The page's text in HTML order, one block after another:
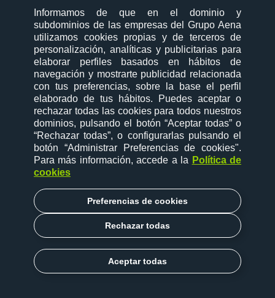
Marketing support
Nuevas rutas
Nuevas rutas
Tarifas
Tarifas
Nuestro equipo
Nuestro equipo
Nuestro equipo
Operar en Aena
Empezar a operar
Empezar a operar
Informamos de que en el dominio y
subdominios de las empresas del Grupo Aena
utilizamos cookies propias y de terceros de
personalización, analíticas y publicitarias para
elaborar perfiles basados en hábitos de
navegación y mostrarte publicidad relacionada
con tus preferencias, sobre la base el perfil
elaborado de tus hábitos. Puedes aceptar o
rechazar todas las cookies para todos nuestros
dominios, pulsando el botón “Aceptar todas” o
“Rechazar todas”, o configurarlas pulsando el
botón “Administrar Preferencias de cookies".
Para más información, accede a la Política de
cookies
Preferencias de cookies
Rechazar todas
Aceptar todas